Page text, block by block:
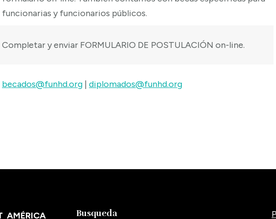
funcionarias y funcionarios públicos.
Completar y enviar FORMULARIO DE POSTULACIÓN on-line.
becados@funhd.org | diplomados@funhd.org
AMÉRICA
Busqueda